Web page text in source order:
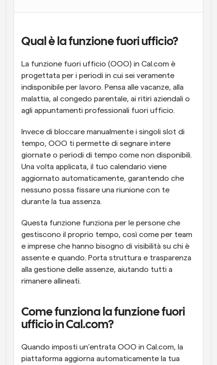
Qual è la funzione fuori ufficio?
La funzione fuori ufficio (OOO) in Cal.com è
progettata per i periodi in cui sei veramente
indisponibile per lavoro. Pensa alle vacanze, alla
malattia, al congedo parentale, ai ritiri aziendali o
agli appuntamenti professionali fuori ufficio.
Invece di bloccare manualmente i singoli slot di
tempo, OOO ti permette di segnare intere
giornate o periodi di tempo come non disponibili.
Una volta applicata, il tuo calendario viene
aggiornato automaticamente, garantendo che
nessuno possa fissare una riunione con te
durante la tua assenza.
Questa funzione funziona per le persone che
gestiscono il proprio tempo, così come per team
e imprese che hanno bisogno di visibilità su chi è
assente e quando. Porta struttura e trasparenza
alla gestione delle assenze, aiutando tutti a
rimanere allineati.
Come funziona la funzione fuori
ufficio in Cal.com?
Quando imposti un'entrata OOO in Cal.com, la
piattaforma aggiorna automaticamente la tua